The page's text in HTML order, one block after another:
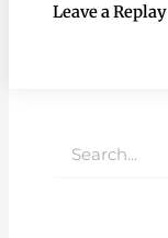
Leave a Replay